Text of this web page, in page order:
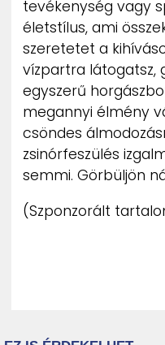
tevékenység vagy
életstílus, ami
szeretetet a
vízpartra látogatsz,
egyszerű
megannyi élmény
csöndes
zsinórfeszülés
semmi. Görbüljön
(Szponzorált